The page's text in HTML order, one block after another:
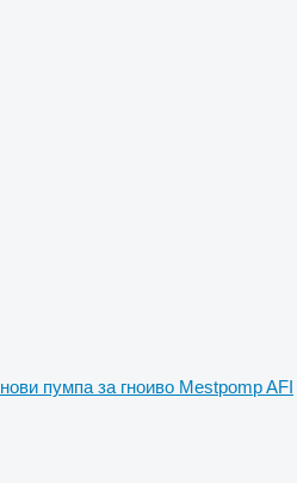
нови пумпа за гноиво Mestpomp AFI